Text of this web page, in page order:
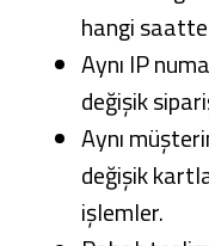
hangi saatte
Aynı IP
değişik
Aynı
değişik
işlemler.